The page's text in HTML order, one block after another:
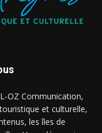
OZ Communication,
et culturelle,
les îles de